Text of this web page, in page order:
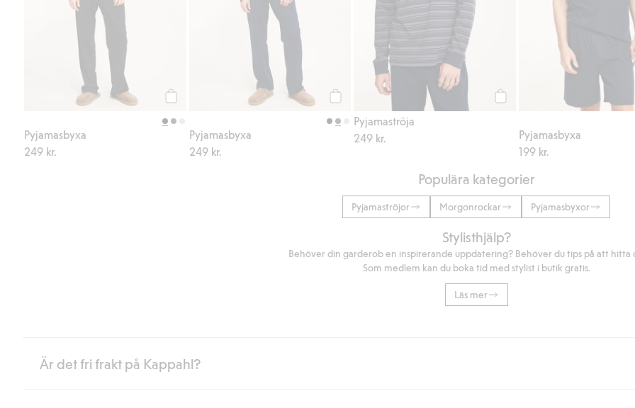
Pyjamasbyxa
249 kr.
Pyjamasbyxa
249 kr.
Pyjamaströja
249 kr.
Pyjamasbyxa
199 kr.
Populära kategorier
Pyjamaströjor Morgonrockar Pyjamasbyxor
Stylisthjälp?
Behöver din garderob en inspirerande uppdatering? Behöver du tips på att hitta
Som medlem kan du boka tid med stylist i butik gratis.
Läs mer
Är det fri frakt på Kappahl?